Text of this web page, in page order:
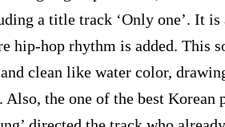
a title track ‘Only one’. It
hip-hop rhythm is added. This
clean like water color,
Also, the one of the best Korean